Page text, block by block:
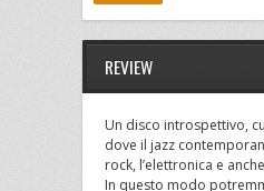
REVIEW
Un disco introspettivo,
dove il jazz
rock, l’elettronica e
In questo modo